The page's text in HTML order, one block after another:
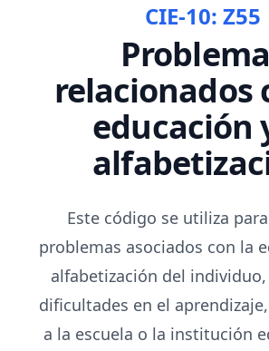
CIE-10: Z55
relacionados
educación
Este código se utiliza
problemas asociados con la
alfabetización del
dificultades en el
a la escuela o la institución